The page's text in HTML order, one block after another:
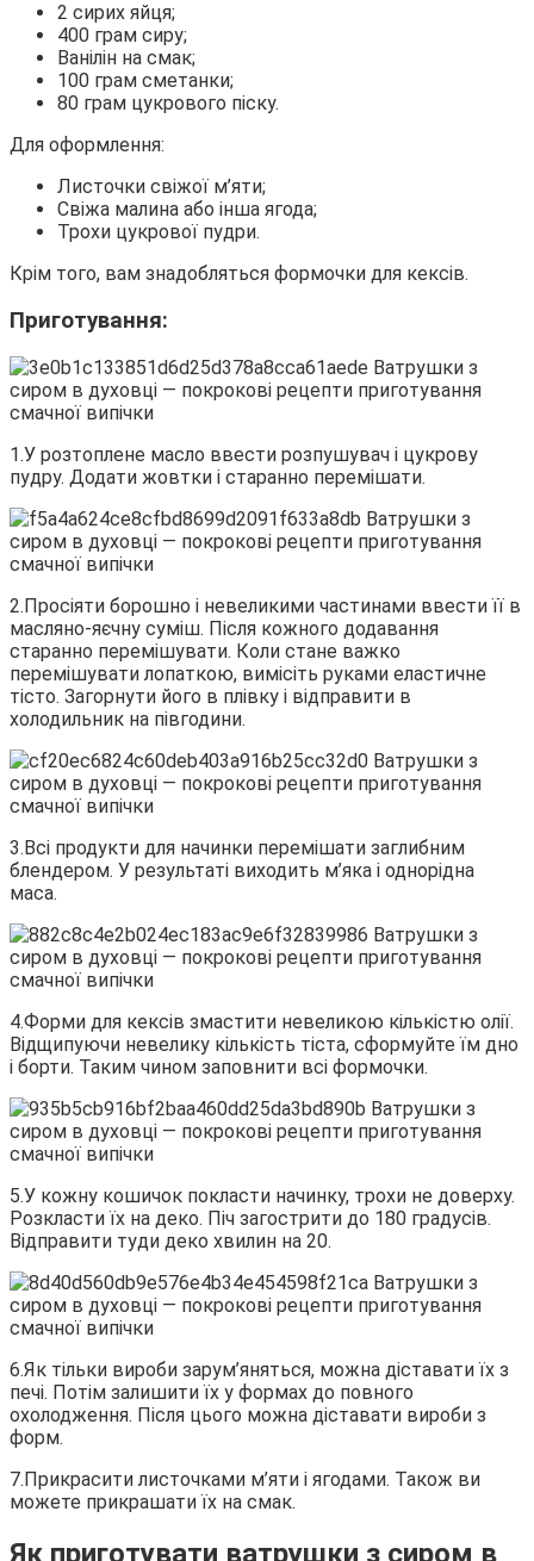
2 сирих яйця;
400 грам сиру;
Ванілін на смак;
100 грам сметанки;
80 грам цукрового піску.
Для оформлення:
Листочки свіжої м’яти;
Свіжа малина або інша ягода;
Трохи цукрової пудри.
Крім того, вам знадобляться формочки для кексів.
Приготування:
1.У розтоплене масло ввести розпушувач і цукрову
пудру. Додати жовтки і старанно перемішати.
2.Просіяти борошно і невеликими частинами ввести її в
масляно-яєчну суміш. Після кожного додавання
старанно перемішувати. Коли стане важко
перемішувати лопаткою, вимісіть руками еластичне
тісто. Загорнути його в плівку і відправити в
холодильник на півгодини.
3.Всі продукти для начинки перемішати заглибним
блендером. У результаті виходить м’яка і однорідна
маса.
4.Форми для кексів змастити невеликою кількістю олії.
Відщипуючи невелику кількість тіста, сформуйте їм дно
і борти. Таким чином заповнити всі формочки.
5.У кожну кошичок покласти начинку, трохи не доверху.
Розкласти їх на деко. Піч загострити до 180 градусів.
Відправити туди деко хвилин на 20.
6.Як тільки вироби зарум’яняться, можна діставати їх з
печі. Потім залишити їх у формах до повного
охолодження. Після цього можна діставати вироби з
форм.
7.Прикрасити листочками м’яти і ягодами. Також ви
можете прикрашати їх на смак.
Як приготувати ватрушки з сиром в